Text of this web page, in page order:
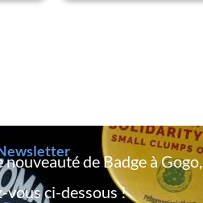
nouveauté de Badge à Gogo,
vous ci-dessous !